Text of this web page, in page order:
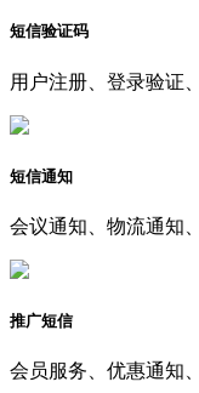
短信验证码
用户注册、登录验证
短信通知
会议通知、物流通知
推广短信
会员服务、优惠通知